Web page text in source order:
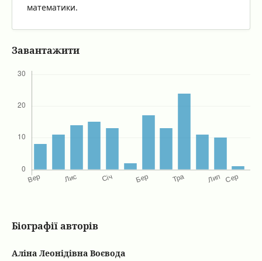
математики.
Завантажити
Біографії авторів
Аліна Леонідівна Воєвода